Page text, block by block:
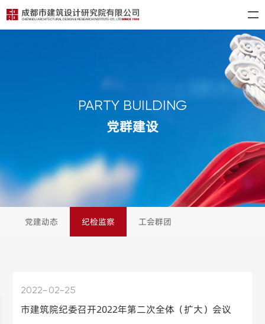
PARTY BUILDING
党群建设
党建动态 纪检监察 工会群团
02-25
2022
市建筑院纪委召开2022年第二次全体（扩大）会议